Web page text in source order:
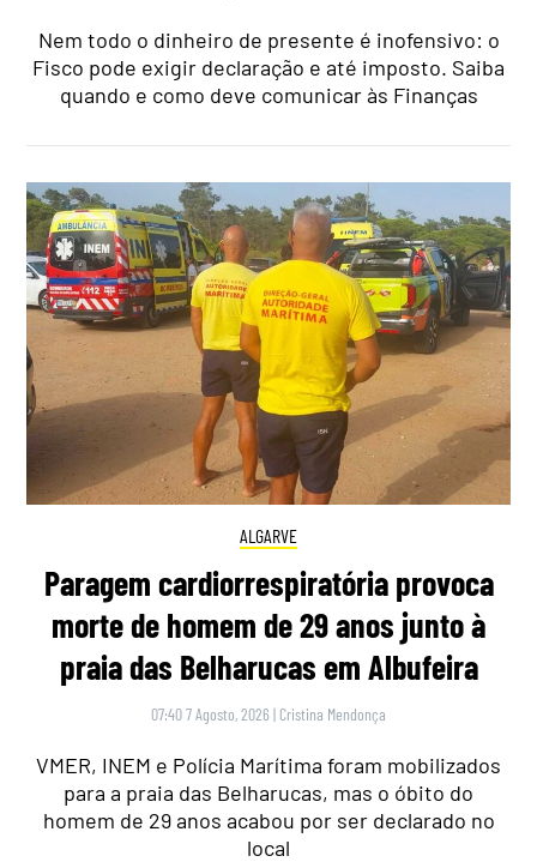
Nem todo o dinheiro de presente é inofensivo: o
Fisco pode exigir declaração e até imposto. Saiba
quando e como deve comunicar às Finanças
ALGARVE
Paragem cardiorrespiratória provoca
morte de homem de 29 anos junto à
praia das Belharucas em Albufeira
07:40 7 Agosto, 2026 | Cristina Mendonça
VMER, INEM e Polícia Marítima foram mobilizados
para a praia das Belharucas, mas o óbito do
homem de 29 anos acabou por ser declarado no
local